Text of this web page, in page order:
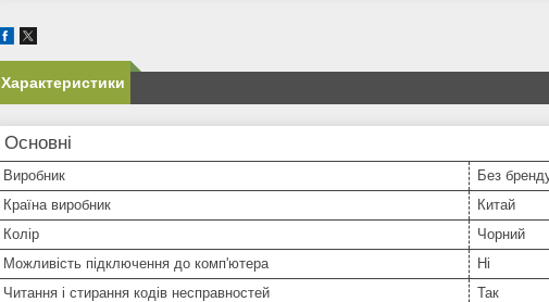
Характеристики
Основні
Виробник
Без
Країна виробник
Китай
Колір
Чорний
Можливість підключення до комп'ютера
Ні
Читання і стирання кодів несправностей
Так